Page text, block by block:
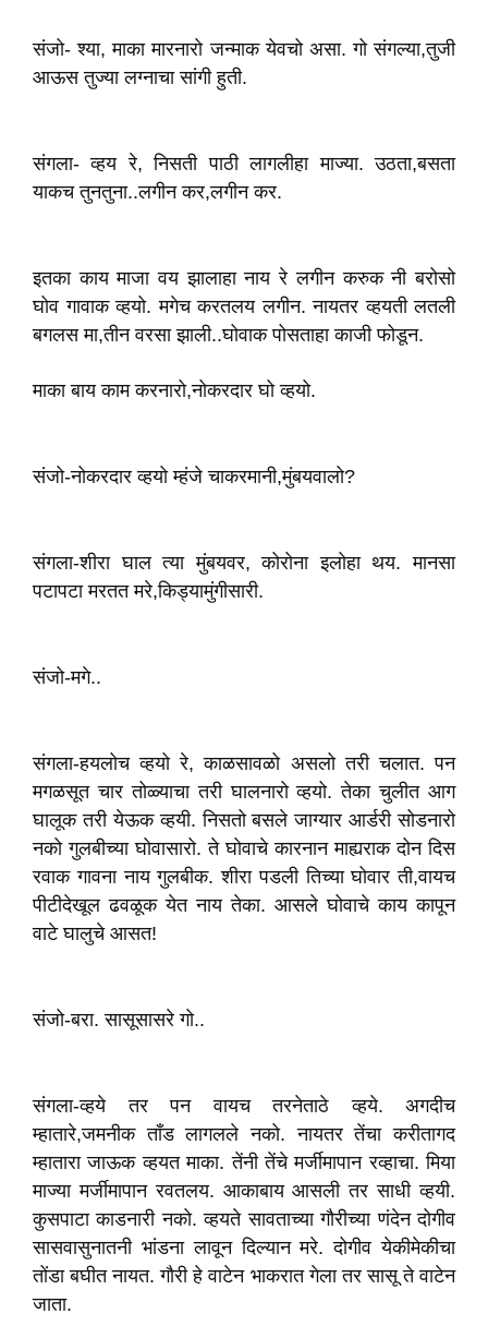
संजो- श्या, माका मारनारो जन्माक येवचो असा. गो संगल्या,तुजी
आऊस तुज्या लग्नाचा सांगी हुती.
संगला- व्हय रे, निसती पाठी लागलीहा माज्या. उठता,बसता
याकच तुनतुना..लगीन कर,लगीन कर.
इतका काय माजा वय झालाहा नाय रे लगीन करुक नी बरोसो
घोव गावाक व्हयो. मगेच करतलय लगीन. नायतर व्हयती लतली
बगलस मा,तीन वरसा झाली..घोवाक पोसताहा काजी फोडून.
माका बाय काम करनारो,नोकरदार घो व्हयो.
संजो-नोकरदार व्हयो म्हंजे चाकरमानी,मुंबयवालो?
संगला-शीरा घाल त्या मुंबयवर, कोरोना इलोहा थय. मानसा
पटापटा मरतत मरे,किड्यामुंगीसारी.
संजो-मगे..
संगला-हयलोच व्हयो रे, काळसावळो असलो तरी चलात. पन
मगळसूत चार तोळ्याचा तरी घालनारो व्हयो. तेका चुलीत आग
घालूक तरी येऊक व्हयी. निसतो बसले जाग्यार आर्डरी सोडनारो
नको गुलबीच्या घोवासारो. ते घोवाचे कारनान माह्यराक दोन दिस
रवाक गावना नाय गुलबीक. शीरा पडली तिच्या घोवार ती,वायच
पीटीदेखूल ढवळूक येत नाय तेका. आसले घोवाचे काय कापून
वाटे घालुचे आसत!
संजो-बरा. सासूसासरे गो..
संगला-व्हये तर पन वायच तरनेताठे व्हये. अगदीच
म्हातारे,जमनीक ताँड लागलले नको. नायतर तेंचा करीतागद
म्हातारा जाऊक व्हयत माका. तेंनी तेंचे मर्जीमापान रव्हाचा. मिया
माज्या मर्जीमापान रवतलय. आकाबाय आसली तर साधी व्हयी.
कुसपाटा काडनारी नको. व्हयते सावताच्या गौरीच्या णंदेन दोगीव
सासवासुनातनी भांडना लावून दिल्यान मरे. दोगीव येकीमेकीचा
तोंडा बघीत नायत. गौरी हे वाटेन भाकरात गेला तर सासू ते वाटेन
जाता.